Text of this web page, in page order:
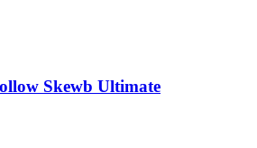
Skewb Ultimate